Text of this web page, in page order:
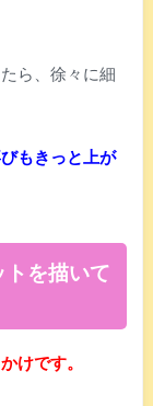
ら、徐々に細
もきっと上が
を描いて
けです。